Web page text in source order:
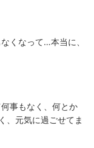
くなって…本当に、
事もなく、何とか
、元気に過ごせてま